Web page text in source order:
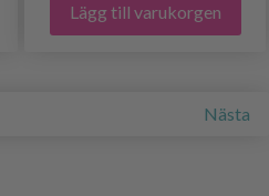
Lägg till varukorgen
Nästa